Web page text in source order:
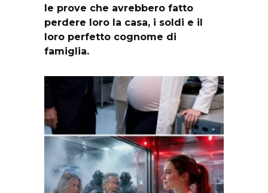
le prove che avrebbero fatto
perdere loro la casa, i soldi e il
loro perfetto cognome di
famiglia.